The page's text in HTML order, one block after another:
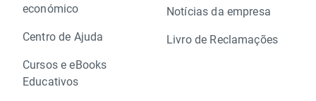
económico
Centro de Ajuda
Cursos e eBooks
Educativos
Notícias da empresa
Livro de Reclamações